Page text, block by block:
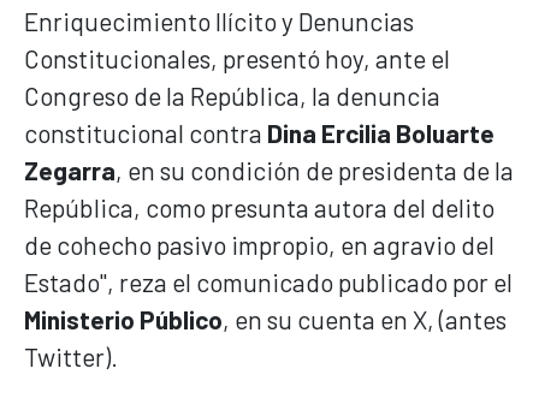
Enriquecimiento Ilícito y Denuncias
Constitucionales, presentó hoy, ante el
Congreso de la República, la denuncia
constitucional contra Dina Ercilia Boluarte
Zegarra, en su condición de presidenta de la
República, como presunta autora del delito
de cohecho pasivo impropio, en agravio del
Estado", reza el comunicado publicado por el
Ministerio Público, en su cuenta en X, (antes
Twitter).